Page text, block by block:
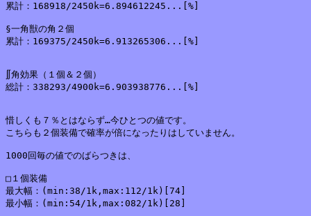
累計：168918/2450k=6.894612245...[%]
§一角獣の角２個
累計：169375/2450k=6.913265306...[%]
∬角効果（１個＆２個）
総計：338293/4900k=6.903938776...[%]
惜しくも７％とはならず…今ひとつの値です。
こちらも２個装備で確率が倍になったりはしていません。
1000回毎の値でのばらつきは、
□１個装備
最大幅：(min:38/1k,max:112/1k)[74]
最小幅：(min:54/1k,max:082/1k)[28]